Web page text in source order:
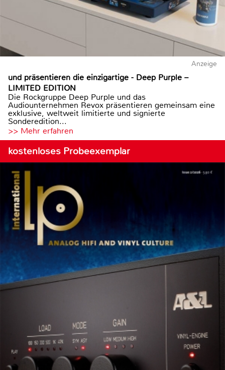
Anzeige
und präsentieren die einzigartige - Deep Purple –
LIMITED EDITION
Die Rockgruppe Deep Purple und das
Audiounternehmen Revox präsentieren gemeinsam eine
exklusive, weltweit limitierte und signierte
Sonderedition...
>> Mehr erfahren
kostenloses Probeexemplar